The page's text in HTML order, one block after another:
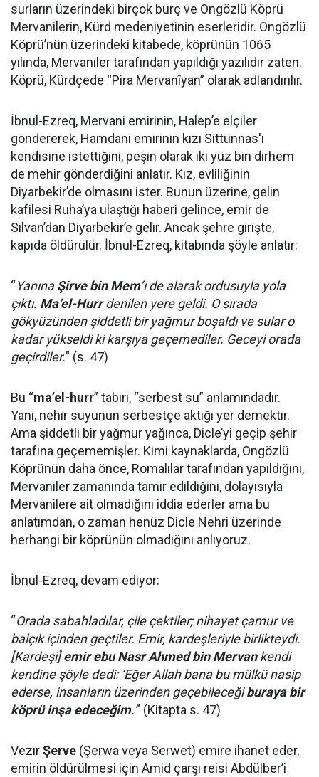
surların üzerindeki birçok burç ve Ongözlü Köprü
Mervanilerin, Kürd medeniyetinin eserleridir. Ongözlü
Köprü’nün üzerindeki kitabede, köprünün 1065
yılında, Mervaniler tarafından yapıldığı yazılıdır zaten.
Köprü, Kürdçede “Pira Mervanîyan” olarak adlandırılır.
İbnul-Ezreq, Mervani emirinin, Halep’e elçiler
göndererek, Hamdani emirinin kızı Sittünnas'ı
kendisine istettiğini, peşin olarak iki yüz bin dirhem
de mehir gönderdiğini anlatır. Kız, evliliğinin
Diyarbekir’de olmasını ister. Bunun üzerine, gelin
kafilesi Ruha’ya ulaştığı haberi gelince, emir de
Silvan’dan Diyarbekir’e gelir. Ancak şehre girişte,
kapıda öldürülür. İbnul-Ezreq, kitabında şöyle anlatır:
“YanınaŞirve bin Mem’i de alarak ordusuyla yola
çıktı. Ma’el-Hurrdenilen yere geldi. O sırada
gökyüzünden şiddetli bir yağmur boşaldı ve sular o
kadar yükseldi ki karşıya geçemediler. Geceyi orada
geçirdiler.” (s. 47)
Bu “ma’el-hurr” tabiri, “serbest su” anlamındadır.
Yani, nehir suyunun serbestçe aktığı yer demektir.
Ama şiddetli bir yağmur yağınca, Dicle’yi geçip şehir
tarafına geçememişler. Kimi kaynaklarda, Ongözlü
Köprünün daha önce, Romalılar tarafından yapıldığını,
Mervaniler zamanında tamir edildiğini, dolayısıyla
Mervanilere ait olmadığını iddia ederler ama bu
anlatımdan, o zaman henüz Dicle Nehri üzerinde
herhangi bir köprünün olmadığını anlıyoruz.
İbnul-Ezreq, devam ediyor:
“Orada sabahladılar, çile çektiler; nihayet çamur ve
balçık içinden geçtiler. Emir, kardeşleriyle birlikteydi.
[Kardeşi]emir ebu Nasr Ahmed bin Mervankendi
kendine şöyle dedi: ‘Eğer Allah bana bu mülkü nasip
ederse, insanların üzerinden geçebileceğiburaya bir
köprü inşa edeceğim.'” (Kitapta s. 47)
VezirŞerve (Şerwa veya Serwet) emire ihanet eder,
emirin öldürülmesi için Amid çarşı reisi Abdülber’i